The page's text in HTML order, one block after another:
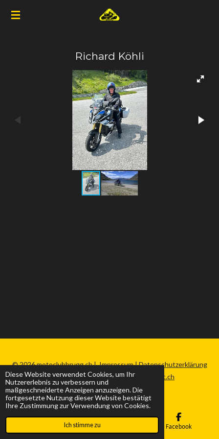
Diese Website verwendet Cookies, um Ihr
Nutzererlebnis zu verbessern und
maßgeschneiderte Anzeigen anzuzeigen. Die
fortgesetzte Nutzung dieser Website bestätigt
Ihre Zustimmung zur Verwendung von Cookies.
Ich stimme zu
Zum
Richard Köhli
© 2026 motoclubbrugg.ch |Impressum|Datenschutzerklärung
|Sitemap|Made by nefweb-werkstatt.ch
Facebook